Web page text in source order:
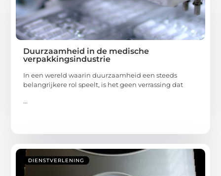
Duurzaamheid in de medische
verpakkingsindustrie
In een wereld waarin duurzaamheid een steeds
belangrijkere rol speelt, is het geen verrassing dat
...
DIENSTVERLENING